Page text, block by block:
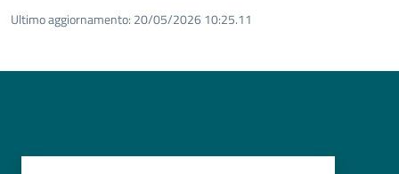
Ultimo aggiornamento: 20/05/2026 10:25.11